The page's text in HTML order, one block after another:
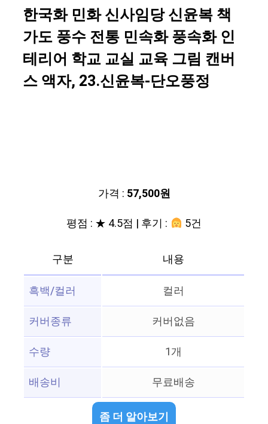
한국화 민화 신사임당 신윤복 책
가도 풍수 전통 민속화 풍속화 인
테리어 학교 교실 교육 그림 캔버
스 액자, 23.신윤복-단오풍정
가격 : 57,500원
평점 : ★ 4.5점 | 후기 :
5건
구분
내용
흑백/컬러
컬러
커버종류
커버없음
수량
1개
배송비
무료배송
좀 더 알아보기